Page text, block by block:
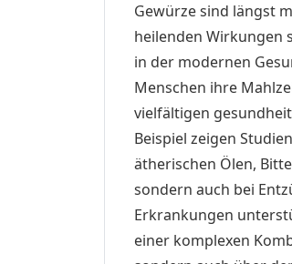
Gewürze sind längst
heilenden Wirkungen
in der modernen
Menschen ihre
vielfältigen
Beispiel zeigen
ätherischen Ölen,
sondern auch bei
Erkrankungen
einer komplexen